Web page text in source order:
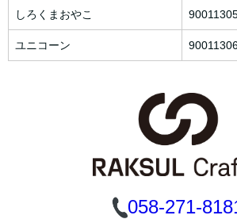
しろくまおやこ
ユニコーン
058-271-